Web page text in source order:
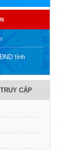
tỉnh
CẬP